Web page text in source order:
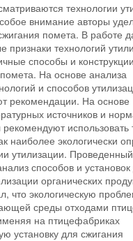
технологии
внимание авторы
помета. В работе
признаки технологий
способы и
На основе анализа
и способов
рекомендации. На основе
источников и
использовать
наиболее экологически
утилизации. Проведенный
способов и
органических
что экологическую
среды отходами
на птицефабриках
установку для сжигания